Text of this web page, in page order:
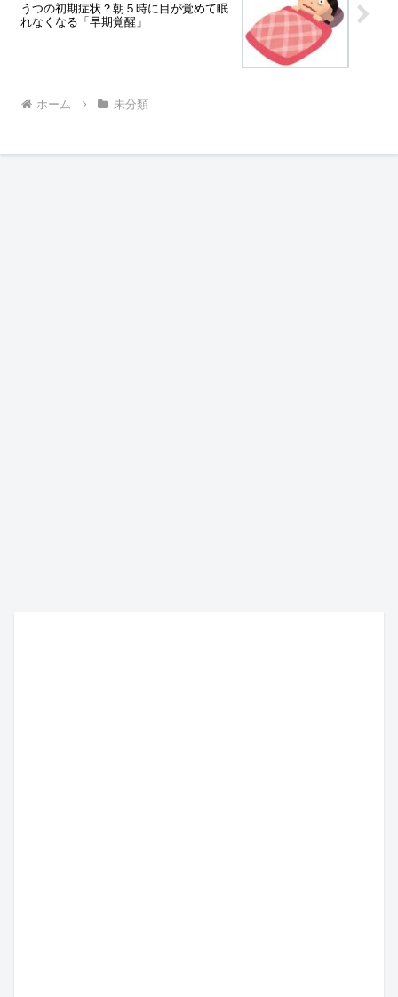
うつの初期症状？朝５時に目が覚めて眠
れなくなる「早期覚醒」
ホーム 未分類